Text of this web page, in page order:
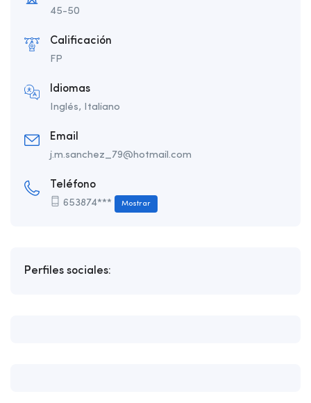
45-50
Calificación
FP
Idiomas
Inglés, Italiano
Email
j.m.sanchez_79@hotmail.com
Teléfono
653874*** Mostrar
Perfiles sociales: